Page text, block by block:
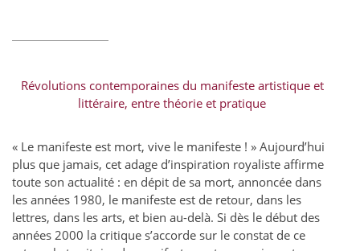
Révolutions contemporaines du manifeste artistique et
littéraire, entre théorie et pratique
« Le manifeste est mort, vive le manifeste ! » Aujourd’hui
plus que jamais, cet adage d’inspiration royaliste affirme
toute son actualité : en dépit de sa mort, annoncée dans
les années 1980, le manifeste est de retour, dans les
lettres, dans les arts, et bien au-delà. Si dès le début des
années 2000 la critique s’accorde sur le constat de ce